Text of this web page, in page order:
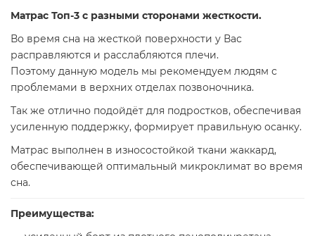
Матрас Топ-3 с разными сторонами жесткости.
Во время сна на жесткой поверхности у Вас
расправляются и расслабляются плечи.
Поэтому данную модель мы рекомендуем людям с
проблемами в верхних отделах позвоночника.
Так же отлично подойдёт для подростков, обеспечивая
усиленную поддержку, формирует правильную осанку.
Матрас выполнен в износостойкой ткани жаккард,
обеспечивающей оптимальный микроклимат во время
сна.
Преимущества: